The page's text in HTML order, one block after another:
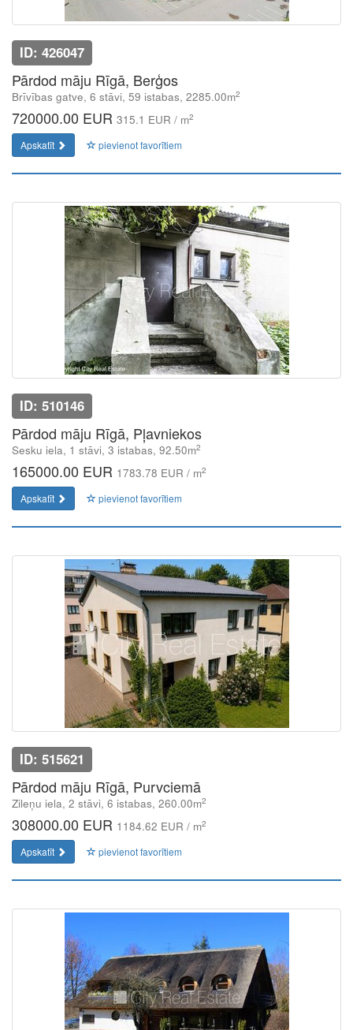
ID: 426047
Pārdod māju Rīgā, Berģos
Brīvības gatve, 6 stāvi, 59 istabas, 2285.00m2
720000.00 EUR 315.1 EUR / m2
Apskatīt pievienot favorītiem
ID: 510146
Pārdod māju Rīgā, Pļavniekos
Sesku iela, 1 stāvi, 3 istabas, 92.50m2
165000.00 EUR 1783.78 EUR / m2
Apskatīt pievienot favorītiem
ID: 515621
Pārdod māju Rīgā, Purvciemā
Zileņu iela, 2 stāvi, 6 istabas, 260.00m2
308000.00 EUR 1184.62 EUR / m2
Apskatīt pievienot favorītiem